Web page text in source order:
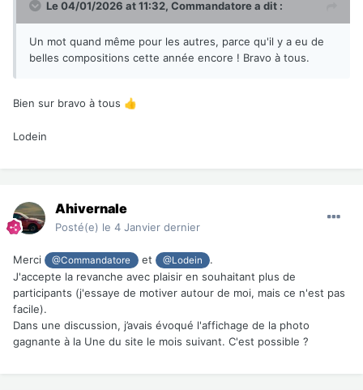
Le 04/01/2026 at 11:32, Commandatorea dit :
Un mot quand même pour les autres, parce qu'il y a eu de
belles compositions cette année encore ! Bravo à tous.
Bien sur bravo à tous 👍
Lodein
Ahivernale
Posté(e) le 4 Janvier dernier
Merci @Commandatore et @Lodein
.
J'accepte la revanche avec plaisir en souhaitant plus de
participants (j'essaye de motiver autour de moi, mais ce n'est pas
facile).
Dans une discussion, j’avais évoqué l'affichage de la photo
gagnante à la Une du site le mois suivant. C'est possible ?